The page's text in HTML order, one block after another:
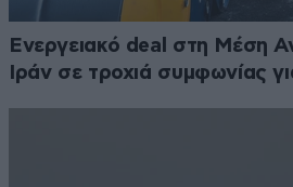
Ενεργειακό deal στη Μέση
Ιράν σε τροχιά συμφωνίας